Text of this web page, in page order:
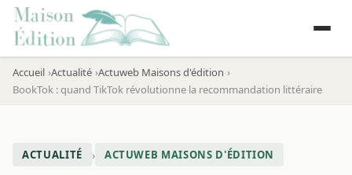
Accueil Actualité Actuweb Maisons d'édition
BookTok : quand TikTok révolutionne la recommandation littéraire
ACTUALITÉ › ACTUWEB MAISONS D'ÉDITION